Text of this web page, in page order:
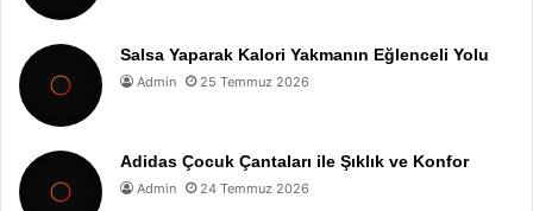
Salsa Yaparak Kalori Yakmanın Eğlenceli Yolu
Admin 25 Temmuz 2026
Adidas Çocuk Çantaları ile Şıklık ve Konfor
Admin 24 Temmuz 2026